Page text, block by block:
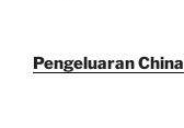
Pengeluaran China